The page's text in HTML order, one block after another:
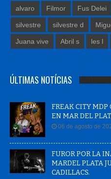
alvaro Filmor Fus Delei
silvestre silvestre d
Juana vive Abril s les l
ÚLTIMAS NOTÍCIAS
FREAK CITY MDP
EN MAR DEL
06 de agosto de
FUROR POR LA
MARDEL PLATA
CADILLACS.